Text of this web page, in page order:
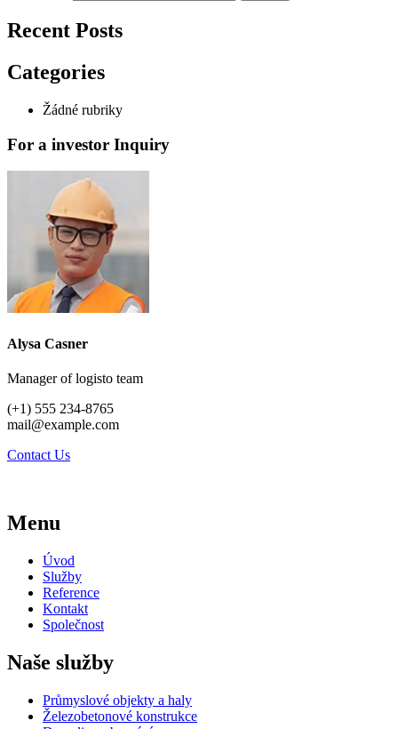
Recent Posts
Categories
Žádné rubriky
For a investor Inquiry
Alysa Casner
Manager of logisto team
(+1) 555 234-8765
mail@example.com
Contact Us
Menu
Úvod
Služby
Reference
Kontakt
Společnost
Naše služby
Průmyslové objekty a haly
Železobetonové konstrukce